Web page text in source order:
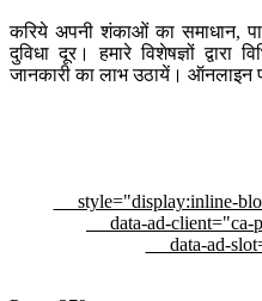
करिये अपनी शंकाओं का समाधान,
दुविधा दूर। हमारे विशेषज्ञों द्वारा
जानकारी का लाभ उठायें। ऑनलाइन
style="display:inline-
data-ad-client="ca-
data-ad-